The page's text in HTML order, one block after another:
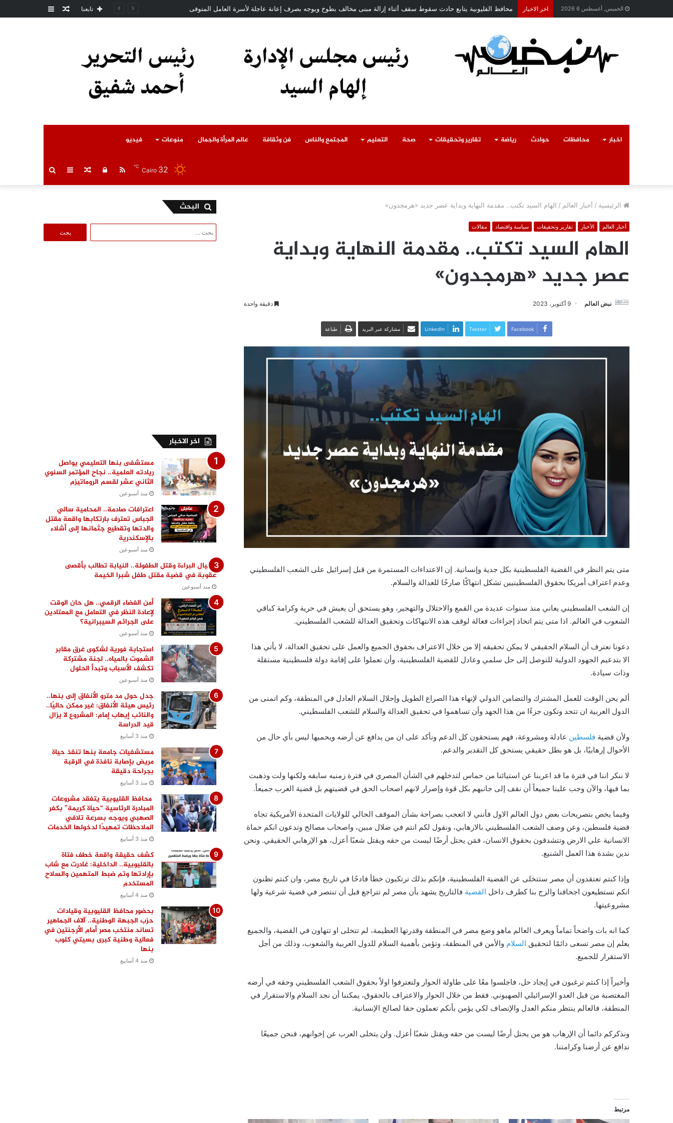
الخميس, أغسطس 6 2026 اخر الاخبار حركة تنقلات داخلية موسعة بمديرية أمن القليوبية.. تعرف على أبرز التعيينات عمودمقال تابعنا
اخبار محافظات حوادث رياضة تقارير وتحقيقات صحة التعليم المجتمع والناس فن وثقافة عالم المرأة والجمال منوعات فيديو
بحث عمود مقالتسجيل RSS Cairo 32
℃
الرئيسية / أخبار العالم / الهام السيد تكتب.. مقدمة النهاية وبداية عصر جديد «هرمجدون»
أخبار العالم الأخبار تقارير وتحقيقات سياسة واقتصاد مقالات
الهام السيد تكتب.. مقدمة النهاية وبداية
عصر جديد «هرمجدون»
نبض العالم 9 أكتوبر، 2023 دقيقة واحدة
Facebook
Twitter
LinkedIn مشاركة عبر البريد طباعة
متى يتم النظر في القضية الفلسطينية بكل جدية وإنسانية. إن الاعتداءات المستمرة من قبل إسرائيل على الشعب الفلسطيني
وعدم اعتراف أمريكا بحقوق الفلسطينيين تشكل انتهاكًا صارخًا للعدالة والسلام.
إن الشعب الفلسطيني يعاني منذ سنوات عديدة من القمع والاحتلال والتهجير، وهو يستحق أن يعيش في حرية وكرامة كباقي
الشعوب في العالم. اذا متى يتم اتخاذ إجراءات فعالة لوقف هذه الانتهاكات وتحقيق العدالة للشعب الفلسطيني.
دعونا نعترف أن السلام الحقيقي لا يمكن تحقيقه إلا من خلال الاعتراف بحقوق الجميع والعمل على تحقيق العدالة، لا يأتي هذا
الا بتدعيم الجهود الدولية للتوصل إلى حل سلمي وعادل للقضية الفلسطينية، وأن تعملوا على إقامة دولة فلسطينية مستقلة
وذات سيادة.
ألم يحن الوقت للعمل المشترك والتضامن الدولي لإنهاء هذا الصراع الطويل وإحلال السلام العادل في المنطقة، وكم اتمنى من
الدول العربية ان تتحد وتكون جزءًا من هذا الجهد وأن تساهموا في تحقيق العدالة والسلام للشعب الفلسطيني.
ولأن قضية فلسطين عادلة ومشروعة، فهم يستحقون كل الدعم ونأكد على ان من يدافع عن أرضه ويحميها ليس بأي حال من
الأحوال إرهابيًا، بل هو بطل حقيقي يستحق كل التقدير والدعم.
لا ننكر اننا في فترة ما قد اعربنا عن استيائنا من حماس لتدخلهم في الشأن المصري في فترة زمنيه سابقه ولكنها ولت وذهبت
بما فيها، والآن وجب علينا جميعاً أن نقف إلى جانبهم بكل قوة وإصرار لانهم اصحاب الحق في قضيتهم بل قضية العرب جميعاً.
وفيما يخص بتصريحات بعض دول العالم الاول فأنني لا اتعجب بصراحة بشأن الموقف الحالي للولايات المتحدة الأمريكية تجاه
قضية فلسطين، وعن وصف الشعب الفلسطيني بالارهابي، ونقول لكم انتم في ضلال مبين، واصحاب مصالح وتدعون انكم حماة
الانسانية علي الارض وتتشدقون بحقوق الانسان، فمَن يحتل أرضًا ليست من حقه ويقتل شعبًا أعزل، هو الإرهابي الحقيقي. ونحن
ندين بشدة هذا العمل الشنيع.
وإذا كنتم تعتقدون أن مصر ستتخلى عن القضية الفلسطينية، فإنكم بذلك ترتكبون خطأ فادحًا في تاريخ مصر، وان كنتم تظنون
انكم تستطيعون اجحافنا والزج بنا كطرف داخل القضية فالتاريخ يشهد بأن مصر لم تتراجع قبل أن تنتصر في قضية شرعية ولها
مشروعيتها.
كما انه بات واضحاً تماماً ويعرف العالم ماهو وضع مصر في المنطقة وقدرتها العظيمة، لم تتخلى او تتهاون في القضية، والجميع
يعلم إن مصر تسعى دائمًا لتحقيق السلام والأمن في المنطقة، وتؤمن بأهمية السلام للدول العربية والشعوب، وذلك من أجل
الاستقرار للجميع.
وأخيراً إذا كنتم ترغبون في إيجاد حل، فاجلسوا معًا على طاولة الحوار ولتعترفوا اولاً بحقوق الشعب الفلسطيني وحقه في أرضه
المغتصبة من قبل العدو الإسرائيلي الصهيوني. فقط من خلال الحوار والاعتراف بالحقوق، يمكننا أن نجد السلام والاستقرار في
المنطقة، فالعالم ينتظر منكم العدل والإنصاف لكي يؤمن بأنكم تعملون حقا لصالح الإنسانية.
ونذكركم دائما أن الإرهاب هو من يحتل أرضًا ليست من حقه ويقتل شعبًا أعزل. ولن يتخلى العرب عن إخوانهم، فنحن جميعًا
ندافع عن أرضنا وكرامتنا.
مرتبط
البحث
عن:
اخر الاخبار
مستشفى بنها التعليمي يواصل
ريادته العلمية.. نجاح المؤتمر السنوي
الثاني عشر لقسم الروماتيزم
منذ أسبوعين
اعترافات صادمة.. المحامية سالي
الجباس تعترف بارتكابها واقعة مقتل
والدتها وتقطيع جثمانها إلى أشلاء
بالإسكندرية
منذ أسبوعين
اغتيال البراءة وقتل الطفولة.. النيابة تطالب بأقصى
عقوبة في قضية مقتل طفل شبرا الخيمة
منذ أسبوعين
أمن الفضاء الرقمي.. هل حان الوقت
لإعادة النظر في التعامل مع المعتادين
على الجرائم السيبرانية؟
منذ أسبوعين
استجابة فورية لشكوى غرق مقابر
الشموت بالمياه.. لجنة مشتركة
تكشف الأسباب وتبدأ الحلول
منذ أسبوعين
جدل حول مد مترو الأنفاق إلى بنها..
رئيس هيئة الأنفاق: غير ممكن حاليًا..
والنائب إيهاب إمام: المشروع لا يزال
قيد الدراسة
منذ 3 أسابيع
مستشفيات جامعة بنها تنقذ حياة
مريض بإصابة نافذة في الرقبة
بجراحة دقيقة
منذ 3 أسابيع
محافظ القليوبية يتفقد مشروعات
المبادرة الرئاسية “حياة كريمة” بكفر
الصهبي ويوجه بسرعة تلافي
الملاحظات تمهيدًا لدخولها الخدمات
منذ 3 أسابيع
كشف حقيقة واقعة خطف فتاة
بالقليوبية.. الداخلية: غادرت مع شاب
بإرادتها وتم ضبط المتهمين والسلاح
المستخدم
منذ 4 أسابيع
بحضور محافظ القليوبية وقيادات
حزب الجبهة الوطنية.. آلاف الجماهير
تساند منتخب مصر أمام الأرجنتين في
فعالية وطنية كبرى بسيتي كلوب
بنها
منذ 4 أسابيع